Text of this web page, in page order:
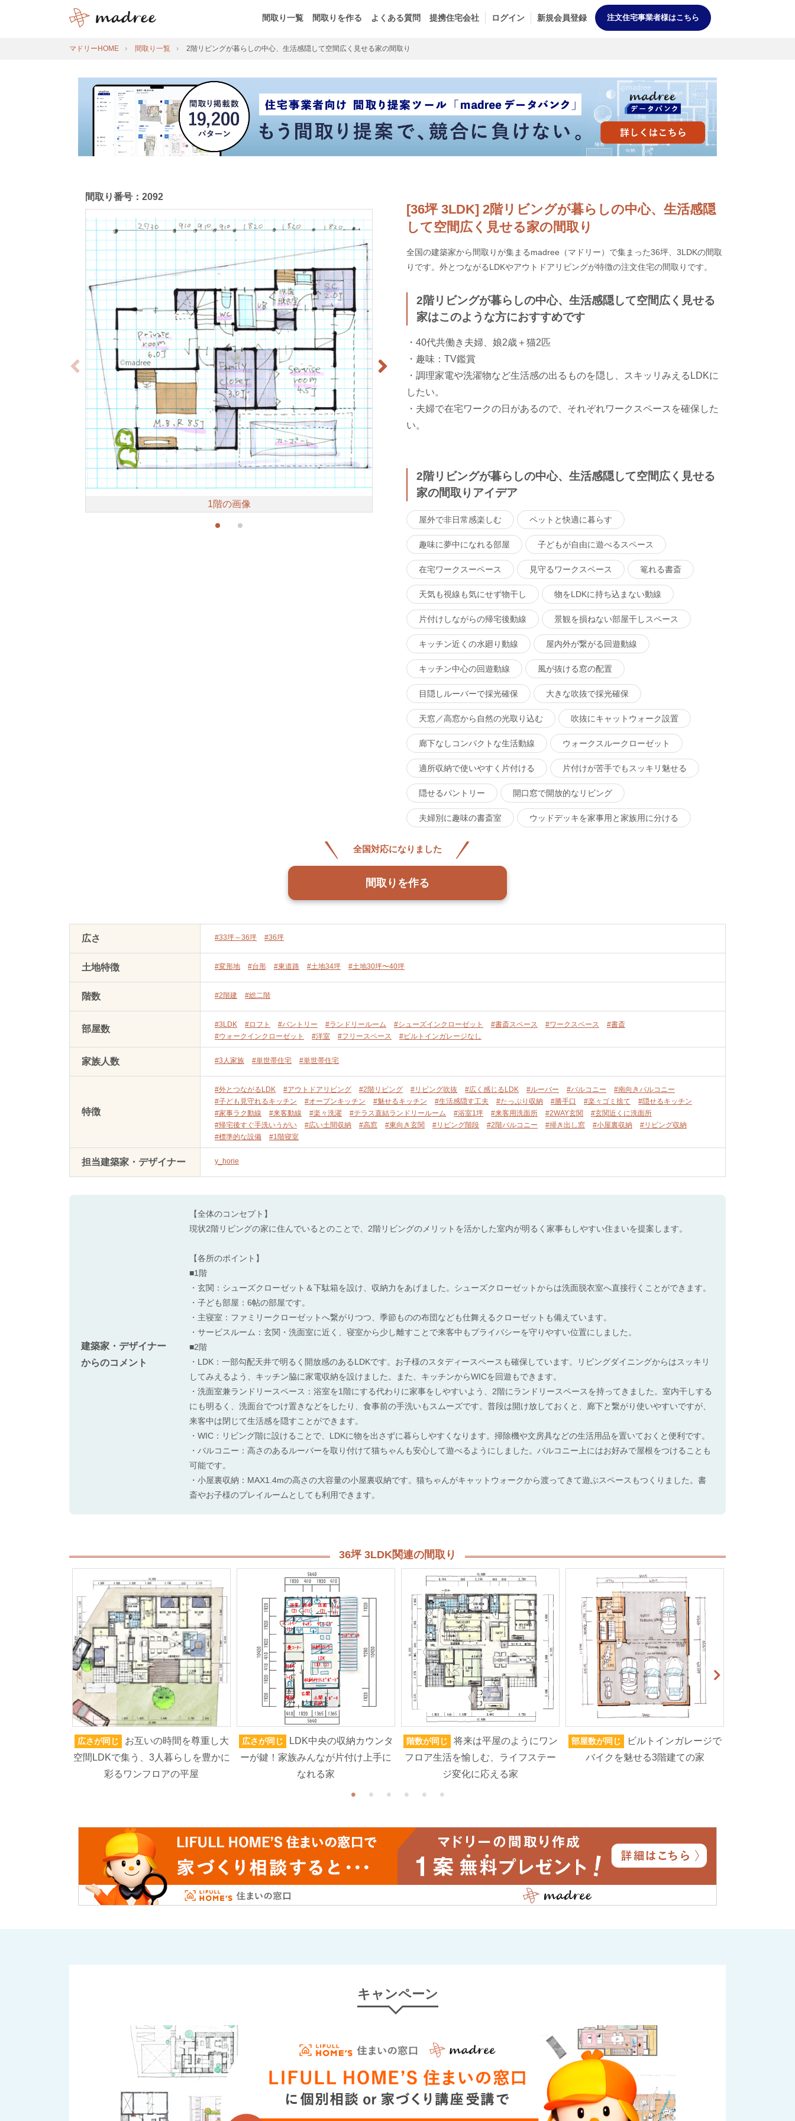
間取り一覧 間取りを作る よくある質問 提携住宅会社 ログイン 新規会員登録 注文住宅事業者様はこちら
マドリーHOME 間取り一覧 2階リビングが暮らしの中心、生活感隠して空間広く見せる家の間取り
[36坪 3LDK] 2階リビングが暮らしの中心、生活感隠
して空間広く見せる家の間取り
全国の建築家から間取りが集まるmadree（マドリー）で集まった36坪、3LDKの間取
りです。外とつながるLDKやアウトドアリビングが特徴の注文住宅の間取りです。
2階リビングが暮らしの中心、生活感隠して空間広く見せる
家はこのような方におすすめです
・40代共働き夫婦、娘2歳＋猫2匹
・趣味：TV鑑賞
・調理家電や洗濯物など生活感の出るものを隠し、スキッリみえるLDKに
したい。
・夫婦で在宅ワークの日があるので、それぞれワークスペースを確保した
い。
2階リビングが暮らしの中心、生活感隠して空間広く見せる
家の間取りアイデア
屋外で非日常感楽しむ ペットと快適に暮らす
趣味に夢中になれる部屋 子どもが自由に遊べるスペース
在宅ワークスーペース 見守るワークスペース 篭れる書斎
天気も視線も気にせず物干し 物をLDKに持ち込まない動線
片付けしながらの帰宅後動線 景観を損ねない部屋干しスペース
キッチン近くの水廻り動線 屋内外が繋がる回遊動線
キッチン中心の回遊動線 風が抜ける窓の配置
目隠しルーバーで採光確保 大きな吹抜で採光確保
天窓／高窓から自然の光取り込む 吹抜にキャットウォーク設置
廊下なしコンパクトな生活動線 ウォークスルークローゼット
適所収納で使いやすく片付ける 片付けが苦手でもスッキリ魅せる
隠せるパントリー 開口窓で開放的なリビング
夫婦別に趣味の書斎室 ウッドデッキを家事用と家族用に分ける
間取り番号：2092
1階の画像
全国対応になりました
間取りを作る
広さ #33坪～36坪 #36坪
土地特徴 #変形地 #台形 #東道路 #土地34坪 #土地30坪〜40坪
階数 #2階建 #総二階
部屋数 #3LDK #ロフト #パントリー #ランドリールーム #シューズインクローゼット #書斎スペース #ワークスペース
#書斎
#ウォークインクローゼット
#洋室 #フリースペース #ビルトインガレージなし
家族人数 #3人家族 #単世帯住宅 #単世帯住宅
特徴
#外とつながるLDK #アウトドアリビング #2階リビング #リビング吹抜 #広く感じるLDK #ルーバー #バルコニー
#南向きバルコニー
#子ども見守れるキッチン
#オープンキッチン #魅せるキッチン #生活感隠す工夫 #たっぷり収納 #勝手口 #楽々ゴミ捨て
#隠せるキッチン
#家事ラク動線
#来客動線 #楽々洗濯 #テラス直結ランドリールーム #浴室1坪 #来客用洗面所 #2WAY玄関
#玄関近くに洗面所
#帰宅後すぐ手洗いうがい
#広い土間収納 #高窓 #東向き玄関 #リビング階段 #2階バルコニー #掃き出し窓 #小屋裏収納
#リビング収納
#標準的な設備
#1階寝室
担当建築家・デザイナー y_horie
建築家・デザイナー
からのコメント
【全体のコンセプト】
現状2階リビングの家に住んでいるとのことで、2階リビングのメリットを活かした室内が明るく家事もしやすい住まいを提案します。
【各所のポイント】
■1階
・玄関：シューズクローゼット＆下駄箱を設け、収納力をあげました。シューズクローゼットからは洗面脱衣室へ直接行くことができます。
・子ども部屋：6帖の部屋です。
・主寝室：ファミリークローゼットへ繋がりつつ、季節ものの布団なども仕舞えるクローゼットも備えています。
・サービスルーム：玄関・洗面室に近く、寝室から少し離すことで来客中もプライバシーを守りやすい位置にしました。
■2階
・LDK：一部勾配天井で明るく開放感のあるLDKです。お子様のスタディースペースも確保しています。リビングダイニングからはスッキリ
してみえるよう、キッチン脇に家電収納を設けました。また、キッチンからWICを回遊もできます。
・洗面室兼ランドリースペース：浴室を1階にする代わりに家事をしやすいよう、2階にランドリースペースを持ってきました。室内干しする
にも明るく、洗面台でつけ置きなどをしたり、食事前の手洗いもスムーズです。普段は開け放しておくと、廊下と繋がり使いやすいですが、
来客中は閉じて生活感を隠すことができます。
・WIC：リビング階に設けることで、LDKに物を出さずに暮らしやすくなります。掃除機や文房具などの生活用品を置いておくと便利です。
・バルコニー：高さのあるルーバーを取り付けて猫ちゃんも安心して遊べるようにしました。バルコニー上にはお好みで屋根をつけることも
可能です。
・小屋裏収納：MAX1.4mの高さの大容量の小屋裏収納です。猫ちゃんがキャットウォークから渡ってきて遊ぶスペースもつくりました。書
斎やお子様のプレイルームとしても利用できます。
36坪 3LDK関連の間取り
広さが同じ
お互いの時間を尊重し大
空間LDKで集う、3人暮らしを豊かに
彩るワンフロアの平屋
広さが同じ
LDK中央の収納カウンタ
ーが鍵！家族みんなが片付け上手に
なれる家
階数が同じ
将来は平屋のようにワン
フロア生活を愉しむ、ライフステー
ジ変化に応える家
部屋数が同じ
ビルトインガレージで
バイクを魅せる3階建ての家
キャンペーン